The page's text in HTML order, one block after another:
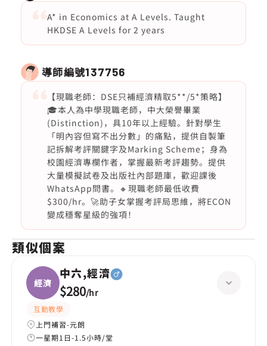
A* in Economics at A Levels. Taught
HKDSE A Levels for 2 years
導師編號137756
【現職老師：DSE只補經濟精取5**/5*策略】
🎓本人為中學現職老師，中大榮譽畢業
(Distinction)，具10年以上經驗。針對學生
「明內容但寫不出分數」的痛點，提供自製筆
記拆解考評關鍵字及Marking Scheme；身為
校園經濟專欄作者，掌握最新考評趨勢。提供
大量模擬試卷及出版社內部題庫，歡迎課後
WhatsApp問書。🔸現職老師最低收費
$300/hr。🚀助子女掌握考評局思維，將ECON
變成穩奪星級的強項！
類似個案
經濟
中六,經濟
$280/hr
互動教學
上門補習-元朗
一星期1日-1.5小時/堂